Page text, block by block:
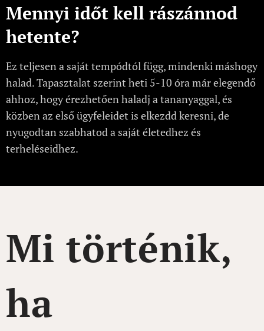
Mennyi időt kell rászánnod
hetente?
Ez teljesen a saját tempódtól függ, mindenki máshogy
halad. Tapasztalat szerint heti 5-10 óra már elegendő
ahhoz, hogy érezhetően haladj a tananyaggal, és
közben az első ügyfeleidet is elkezdd keresni, de
nyugodtan szabhatod a saját életedhez és
terheléseidhez.
Mi történik,
ha